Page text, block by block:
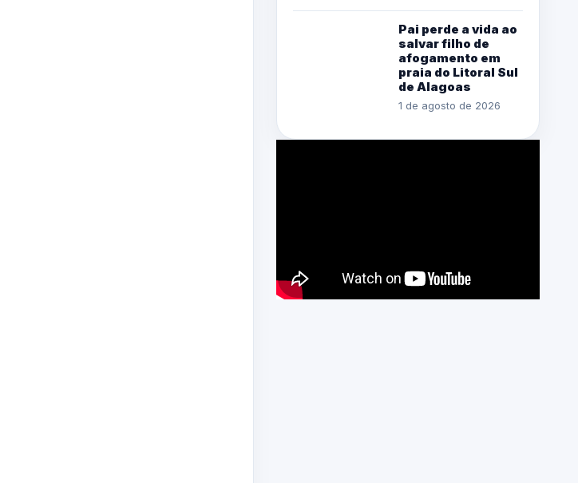
Pai perde a vida ao
salvar filho de
afogamento em
praia do Litoral Sul
de Alagoas
1 de agosto de 2026